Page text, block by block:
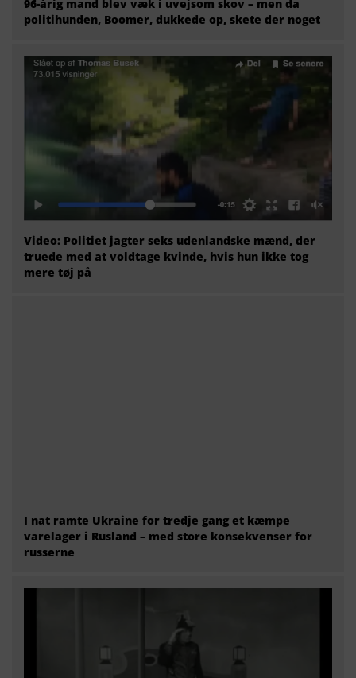
96-årig mand blev væk i uvejsom skov – men da
politihunden, Boomer, dukkede op, skete der noget
Video: Politiet jagter seks udenlandske mænd, der
truede med at voldtage kvinde, hvis hun ikke tog
mere tøj på
I nat ramte Ukraine for tredje gang et kæmpe
varelager i Rusland – med store konsekvenser for
russerne